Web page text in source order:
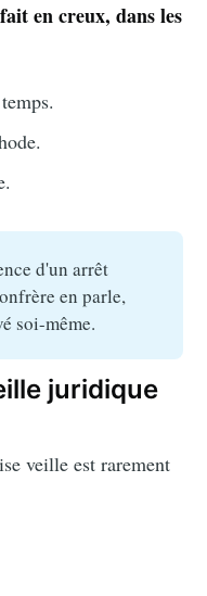
en creux, dans les
d'un arrêt
en parle,
soi-même.
juridique
veille est rarement